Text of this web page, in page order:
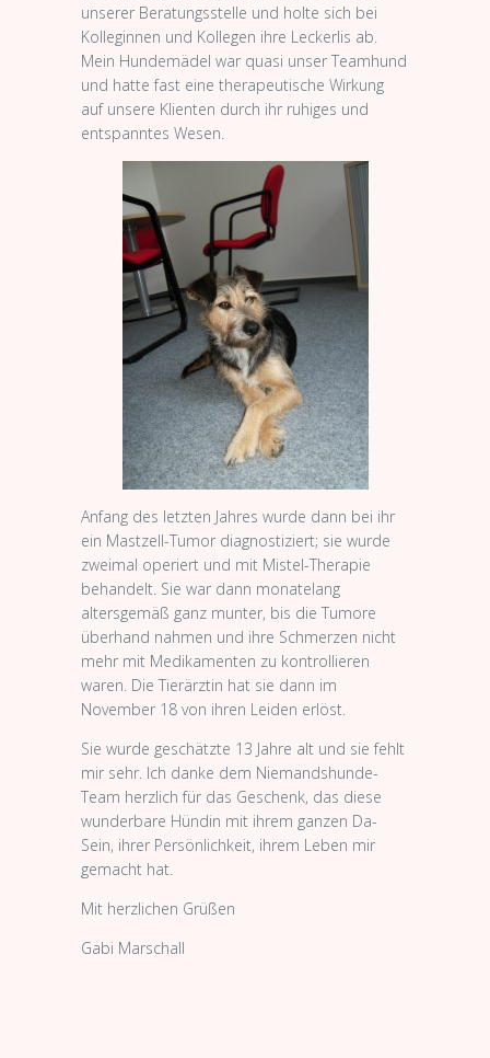
unserer Beratungsstelle und holte sich bei
Kolleginnen und Kollegen ihre Leckerlis ab.
Mein Hundemädel war quasi unser Teamhund
und hatte fast eine therapeutische Wirkung
auf unsere Klienten durch ihr ruhiges und
entspanntes Wesen.
Anfang des letzten Jahres wurde dann bei ihr
ein Mastzell-Tumor diagnostiziert; sie wurde
zweimal operiert und mit Mistel-Therapie
behandelt. Sie war dann monatelang
altersgemäß ganz munter, bis die Tumore
überhand nahmen und ihre Schmerzen nicht
mehr mit Medikamenten zu kontrollieren
waren. Die Tierärztin hat sie dann im
November 18 von ihren Leiden erlöst.
Sie wurde geschätzte 13 Jahre alt und sie fehlt
mir sehr. Ich danke dem Niemandshunde-
Team herzlich für das Geschenk, das diese
wunderbare Hündin mit ihrem ganzen Da-
Sein, ihrer Persönlichkeit, ihrem Leben mir
gemacht hat.
Mit herzlichen Grüßen
Gabi Marschall